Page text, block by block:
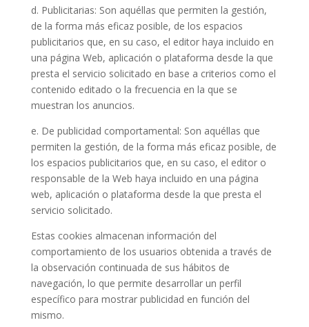
d. Publicitarias: Son aquéllas que permiten la gestión,
de la forma más eficaz posible, de los espacios
publicitarios que, en su caso, el editor haya incluido en
una página Web, aplicación o plataforma desde la que
presta el servicio solicitado en base a criterios como el
contenido editado o la frecuencia en la que se
muestran los anuncios.
e. De publicidad comportamental: Son aquéllas que
permiten la gestión, de la forma más eficaz posible, de
los espacios publicitarios que, en su caso, el editor o
responsable de la Web haya incluido en una página
web, aplicación o plataforma desde la que presta el
servicio solicitado.
Estas cookies almacenan información del
comportamiento de los usuarios obtenida a través de
la observación continuada de sus hábitos de
navegación, lo que permite desarrollar un perfil
específico para mostrar publicidad en función del
mismo.